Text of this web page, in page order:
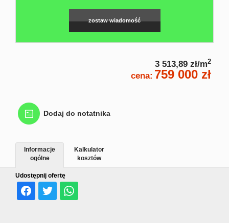
Home
zostaw wiadomość
3 513,89 zł/m2
cena: 759 000 zł
Dodaj do notatnika
Udostępnij ofertę
Informacje
ogólne
Kalkulator
kosztów